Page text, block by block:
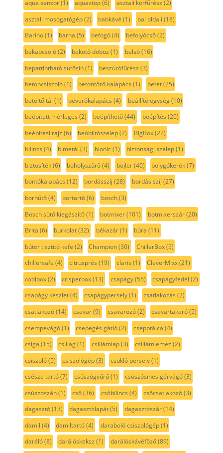
aqua senzor(1) aquastop(6) asztali körfűrész (2)
asztali mosogatógép(2) babkávé (1) bal oldali (18)
Barino(1) barna (5) befogó(4) befolyócső(2)
bekapcsoló(2) bekötő doboz (1) belső(16)
bepattintható sütősín(1) beszúrófűrész (3)
betoncsiszoló(1) betontörő kalapács (1) betét(25)
betöltő tál (1) beverőkalapács (4) beállító egység(10)
beépített mérleges (2) beépíthető(44) beépítés (20)
beépítési rajz (6) beőblítőszelep(2) BigBox(22)
bilincs (4) bimetál (3) bionic(1) biztonsági szelep(1)
biztosíték(6) boholyszűrő(4) bojler(40) bolygókerék(7)
bontókalapács (12) bordásszíj (28) bordás szíj (27)
borhűtő(4) bortartó(6) bosch(3)
Bosch sütő kiegészítő(1) botmixer(101) botmixerszár(20)
Brita (6) burkolat(32) békazár(1) búra (11)
bútor tisztító kefe (2) Champion(30) ChillerBox(5)
chillersafe (4) citrusprés (19) claris (1) CleverMixx(21)
coolbox(2) crisperbox(13) csapágy(55) csapágyfedél (2)
csapágy készlet(4) csapágypersely(1) csatlakozás (2)
csatlakozó(14) csavar(9) csavarozó(2) csavartakaró(5)
csempevágó(1) csepegés gátló(2) csepptálca (4)
csiga (15) csillag(1) csillámlap(3) csillámlemez (2)
csiszoló(5) csiszológép(3) csukló persely(1)
csésze tartó(7) csúszógyűrű(1) csúszósines gérvágó(3)
csúszószán(1) cső(36) csőbilincs (4) csőcsatlakozó(3)
dagasztó(13) dagasztólapát(5) dagasztószár(14)
damil (4) damiltartó(4) daraboló csiszológép(1)
daráló(8) darálóskeksz (1) darálóskávéfőző(89)